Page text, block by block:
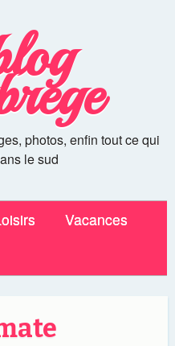
photos, enfin tout ce qui
le sud
Vacances